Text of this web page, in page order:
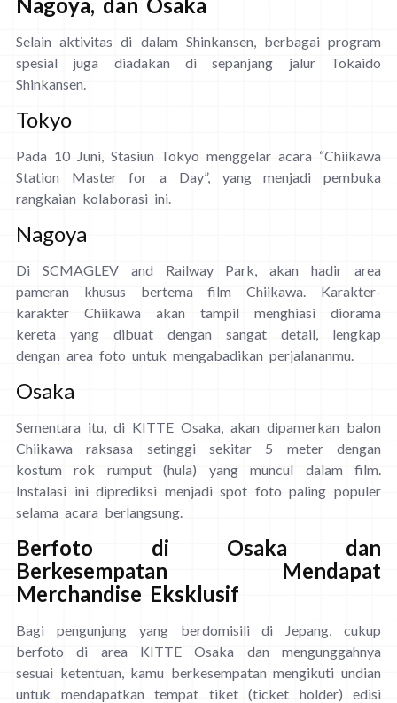
Selain aktivitas di dalam Shinkansen, berbagai program
spesial juga diadakan di sepanjang jalur Tokaido
Shinkansen.
Tokyo
Pada 10 Juni, Stasiun Tokyo menggelar acara “Chiikawa
Station Master for a Day”, yang menjadi pembuka
rangkaian kolaborasi ini.
Nagoya
Di SCMAGLEV and Railway Park, akan hadir area
pameran khusus bertema film Chiikawa. Karakter-
karakter Chiikawa akan tampil menghiasi diorama
kereta yang dibuat dengan sangat detail, lengkap
dengan area foto untuk mengabadikan perjalananmu.
Osaka
Sementara itu, di KITTE Osaka, akan dipamerkan balon
Chiikawa raksasa setinggi sekitar 5 meter dengan
kostum rok rumput (hula) yang muncul dalam film.
Instalasi ini diprediksi menjadi spot foto paling populer
selama acara berlangsung.
Berfoto di Osaka dan
Berkesempatan Mendapat
Merchandise Eksklusif
Bagi pengunjung yang berdomisili di Jepang, cukup
berfoto di area KITTE Osaka dan mengunggahnya
sesuai ketentuan, kamu berkesempatan mengikuti undian
untuk mendapatkan tempat tiket (ticket holder) edisi